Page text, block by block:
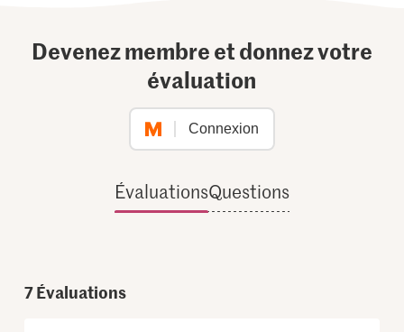
Devenez membre et donnez votre
évaluation
Connexion
ÉvaluationsQuestions
7Évaluations